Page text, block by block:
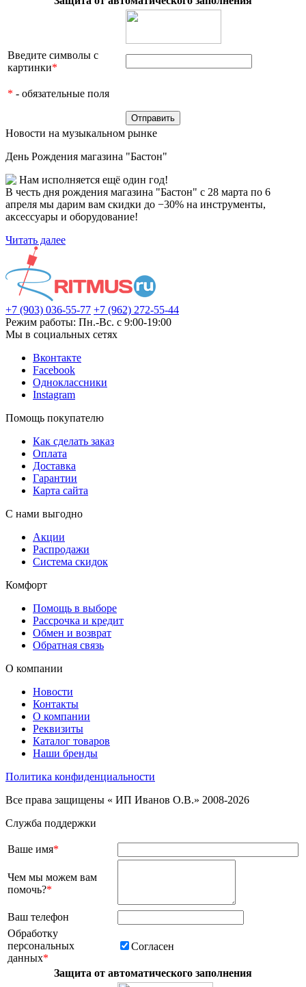
Введите символы с
картинки*
* - обязательные поля
Новости на музыкальном рынке
День Рождения магазина "Бастон"
Нам исполняется ещё один год!
В честь дня рождения магазина "Бастон" с 28 марта по 6
апреля мы дарим вам скидки до −30% на инструменты,
аксессуары и оборудование!
Читать далее
+7 (903) 036-55-77 +7 (962) 272-55-44
Режим работы: Пн.-Вс. с 9:00-19:00
Мы в социальных сетях
Вконтакте
Facebook
Одноклассники
Instagram
Помощь покупателю
Как сделать заказ
Оплата
Доставка
Гарантии
Карта сайта
С нами выгодно
Акции
Распродажи
Система скидок
Комфорт
Помощь в выборе
Рассрочка и кредит
Обмен и возврат
Обратная связь
О компании
Новости
Контакты
О компании
Реквизиты
Каталог товаров
Наши бренды
Политика конфиденциальности
Все права защищены « ИП Иванов О.В.» 2008-2026
Служба поддержки
Ваше имя*
Чем мы можем вам
помочь?*
Ваш телефон
Обработку
персональных
данных*
Согласен
Защита от автоматического заполнения